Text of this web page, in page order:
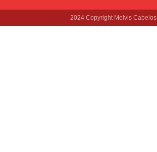
2024 Copyright Melvis Cabelos